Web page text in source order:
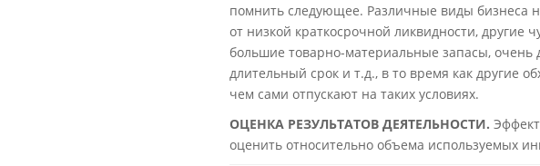
помнить следующее. Различные виды бизнеса
от низкой краткосрочной ликвидности,
большие товарно-материальные запасы, очень
длительный срок и т.д., в то время как другие
чем сами отпускают на таких условиях.
ОЦЕНКА РЕЗУЛЬТАТОВ ДЕЯТЕЛЬНОСТИ.
оценить относительно объема используемых